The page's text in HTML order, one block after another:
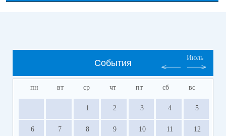
События
Июль
пн вт ср чт пт сб вс
1 2 3 4 5
6 7 8 9 10 11 12